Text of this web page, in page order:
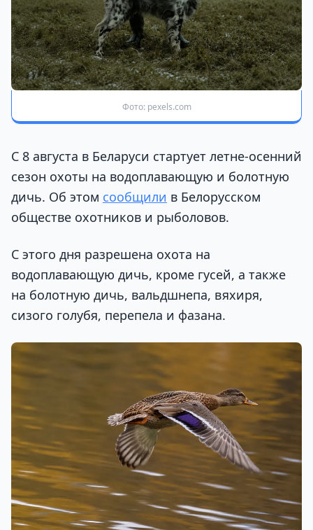
Фото: pexels.com
С 8 августа в Беларуси стартует летне-осенний
сезон охоты на водоплавающую и болотную
дичь. Об этом сообщили в Белорусском
обществе охотников и рыболовов.
С этого дня разрешена охота на
водоплавающую дичь, кроме гусей, а также
на болотную дичь, вальдшнепа, вяхиря,
сизого голубя, перепела и фазана.